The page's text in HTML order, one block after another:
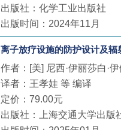
出版社：化学工业出版社
出版时间：2024年11月
离子放疗设施的防护设计及辐
作者：[美] 尼西·伊丽莎白·
译者：王孝娃 等 编译
定价：79.00元
出版社：上海交通大学出版